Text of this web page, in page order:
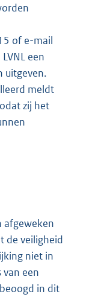
of e-mail
een
uitgeven.
meldt
zij het
afgeweken
de veiligheid
niet in
van een
in dit